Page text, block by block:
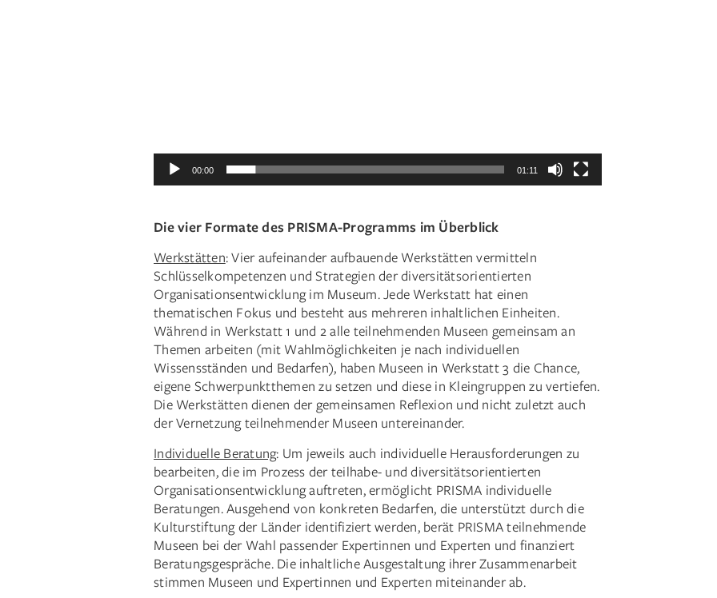
00:00 01:11
Die vier Formate des PRISMA-Programms im Überblick
Werkstätten: Vier aufeinander aufbauende Werkstätten vermitteln
Schlüsselkompetenzen und Strategien der diversitätsorientierten
Organisationsentwicklung im Museum. Jede Werkstatt hat einen
thematischen Fokus und besteht aus mehreren inhaltlichen Einheiten.
Während in Werkstatt 1 und 2 alle teilnehmenden Museen gemeinsam an
Themen arbeiten (mit Wahlmöglichkeiten je nach individuellen
Wissensständen und Bedarfen), haben Museen in Werkstatt 3 die Chance,
eigene Schwerpunktthemen zu setzen und diese in Kleingruppen zu vertiefen.
Die Werkstätten dienen der gemeinsamen Reflexion und nicht zuletzt auch
der Vernetzung teilnehmender Museen untereinander.
Individuelle Beratung: Um jeweils auch individuelle Herausforderungen zu
bearbeiten, die im Prozess der teilhabe- und diversitätsorientierten
Organisationsentwicklung auftreten, ermöglicht PRISMA individuelle
Beratungen. Ausgehend von konkreten Bedarfen, die unterstützt durch die
Kulturstiftung der Länder identifiziert werden, berät PRISMA teilnehmende
Museen bei der Wahl passender Expertinnen und Experten und finanziert
Beratungsgespräche. Die inhaltliche Ausgestaltung ihrer Zusammenarbeit
stimmen Museen und Expertinnen und Experten miteinander ab.